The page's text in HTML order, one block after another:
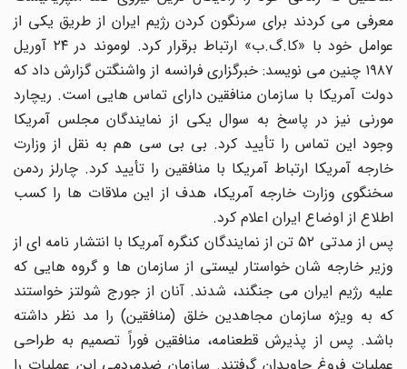
معرفی می کردند برای سرنگون کردن رژیم ایران از طریق یکی از
عوامل خود با «کا.گ.ب» ارتباط برقرار کرد. لوموند در ۲۴ آوریل
۱۹۸۷ چنین می نویسد: خبرگزاری فرانسه از واشنگتن گزارش داد که
دولت آمریکا با سازمان منافقین دارای تماس هایی است. ریچارد
مورنی نیز در پاسخ به سوال یکی از نمایندگان مجلس آمریکا
وجود این تماس را تأیید کرد. بی بی سی هم به نقل از وزارت
خارجه آمریکا ارتباط آمریکا با منافقین را تأیید کرد. چارلز ردمن
سخنگوی وزارت خارجه آمریکا، هدف از این ملاقات ها را کسب
اطلاع از اوضاع ایران اعلام کرد.
پس از مدتی ۵۲ تن از نمایندگان کنگره آمریکا با انتشار نامه ای از
وزیر خارجه شان خواستار لیستی از سازمان ها و گروه هایی که
علیه رژیم ایران می جنگند، شدند. آنان از جورج شولتز خواستند
که به ویژه سازمان مجاهدین خلق (منافقین) را مد نظر داشته
باشد. پس از پذیرش قطعنامه، منافقین فوراً تصمیم به طراحی